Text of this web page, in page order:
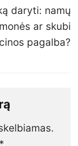
daryti: namų
ar skubi
pagalba?